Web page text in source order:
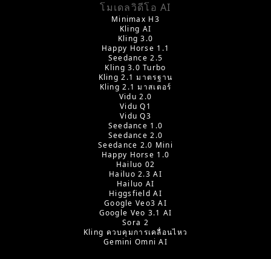
โมเดลวิดีโอ AI
Minimax H3
Kling AI
Kling 3.0
Happy Horse 1.1
Seedance 2.5
Kling 3.0 Turbo
Kling 2.1 มาตรฐาน
Kling 2.1 มาสเตอร์
Vidu 2.0
Vidu Q1
Vidu Q3
Seedance 1.0
Seedance 2.0
Seedance 2.0 Mini
Happy Horse 1.0
Hailuo 02
Hailuo 2.3 AI
Hailuo AI
Higgsfield AI
Google Veo3 AI
Google Veo 3.1 AI
Sora 2
Kling ควบคุมการเคลื่อนไหว
Gemini Omni AI